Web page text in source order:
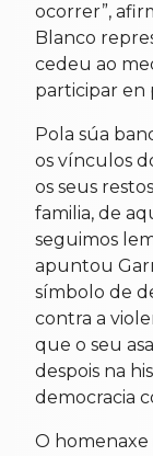
ocorrer”,
Blanco
cedeu ao
participar en
Pola súa
os vínculos
os seus
familia, de
seguimos
apuntou
símbolo de
contra a
que o seu
despois na
democracia
O